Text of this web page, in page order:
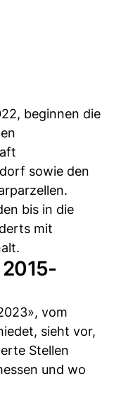
beginnen die
sowie den
bis in die
mit
vom
sieht vor,
Stellen
und wo